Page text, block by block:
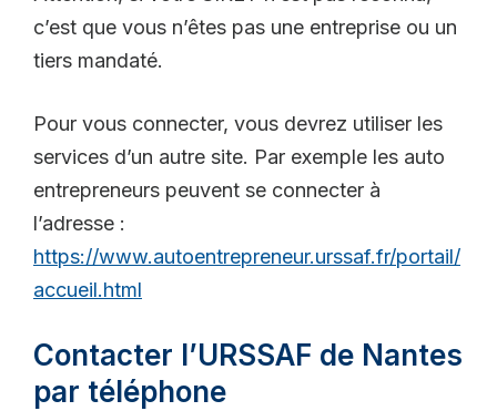
c’est que vous n’êtes pas une entreprise ou un
tiers mandaté.
Pour vous connecter, vous devrez utiliser les
services d’un autre site. Par exemple les auto
entrepreneurs peuvent se connecter à
l’adresse :
https://www.autoentrepreneur.urssaf.fr/portail/
accueil.html
Contacter l’URSSAF de Nantes
par téléphone